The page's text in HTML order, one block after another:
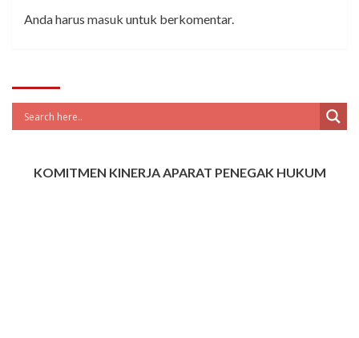
Anda harus masuk untuk berkomentar.
KOMITMEN KINERJA APARAT PENEGAK HUKUM